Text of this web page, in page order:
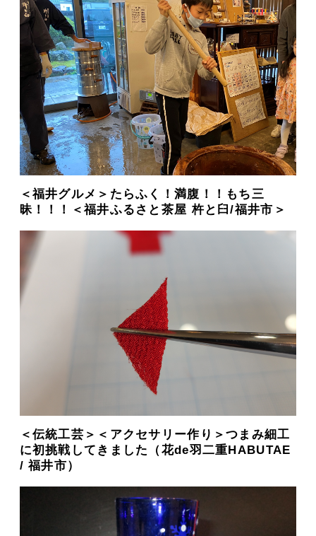
＜福井グルメ＞たらふく！満腹！！もち三
昧！！！＜福井ふるさと茶屋 杵と臼/福井市＞
＜伝統工芸＞＜アクセサリー作り＞つまみ細工
に初挑戦してきました（花de羽二重HABUTAE
/ 福井市）